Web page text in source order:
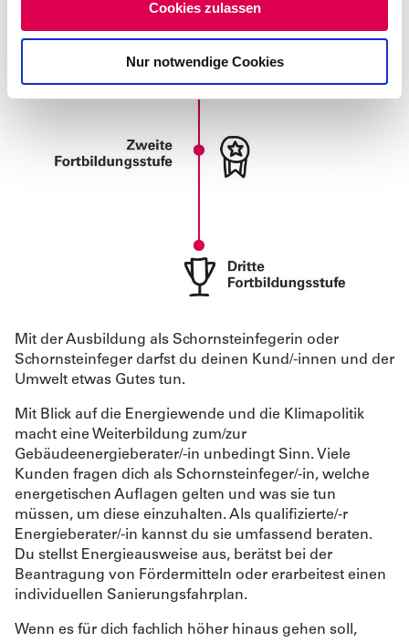
Cookies zulassen
Nur notwendige Cookies
Mit der Ausbildung als Schornsteinfegerin oder
Schornsteinfeger darfst du deinen Kund/-innen und der
Umwelt etwas Gutes tun.
Mit Blick auf die Energiewende und die Klimapolitik
macht eine Weiterbildung zum/zur
Gebäudeenergieberater/-in unbedingt Sinn. Viele
Kunden fragen dich als Schornsteinfeger/-in, welche
energetischen Auflagen gelten und was sie tun
müssen, um diese einzuhalten. Als qualifizierte/-r
Energieberater/-in kannst du sie umfassend beraten.
Du stellst Energieausweise aus, berätst bei der
Beantragung von Fördermitteln oder erarbeitest einen
individuellen Sanierungsfahrplan.
Wenn es für dich fachlich höher hinaus gehen soll,